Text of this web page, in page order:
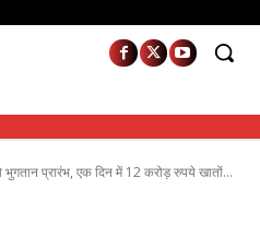
भुगतान प्रारंभ, एक दिन में 12 करोड़ रुपये खातों...